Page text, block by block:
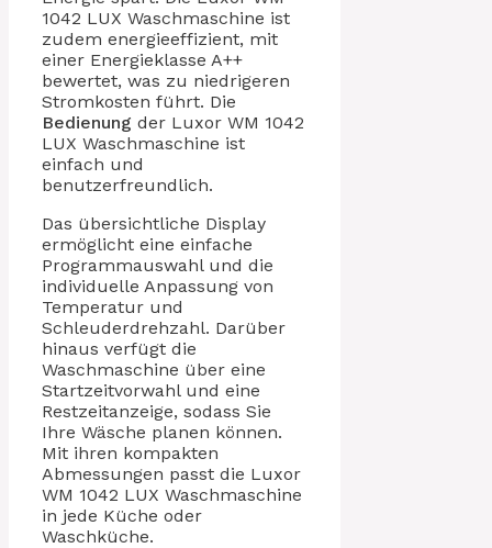
1042 LUX Waschmaschine ist
zudem energieeffizient, mit
einer Energieklasse A++
bewertet, was zu niedrigeren
Stromkosten führt. Die
Bedienung der Luxor WM 1042
LUX Waschmaschine ist
einfach und
benutzerfreundlich.
Das übersichtliche Display
ermöglicht eine einfache
Programmauswahl und die
individuelle Anpassung von
Temperatur und
Schleuderdrehzahl. Darüber
hinaus verfügt die
Waschmaschine über eine
Startzeitvorwahl und eine
Restzeitanzeige, sodass Sie
Ihre Wäsche planen können.
Mit ihren kompakten
Abmessungen passt die Luxor
WM 1042 LUX Waschmaschine
in jede Küche oder
Waschküche.